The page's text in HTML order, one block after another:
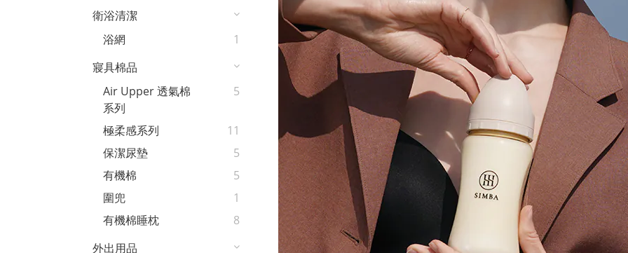
衛浴清潔
浴網
1
寢具棉品
Air Upper 透氣棉
系列
5
極柔感系列
11
保潔尿墊
5
有機棉
5
圍兜
1
有機棉睡枕
8
外出用品